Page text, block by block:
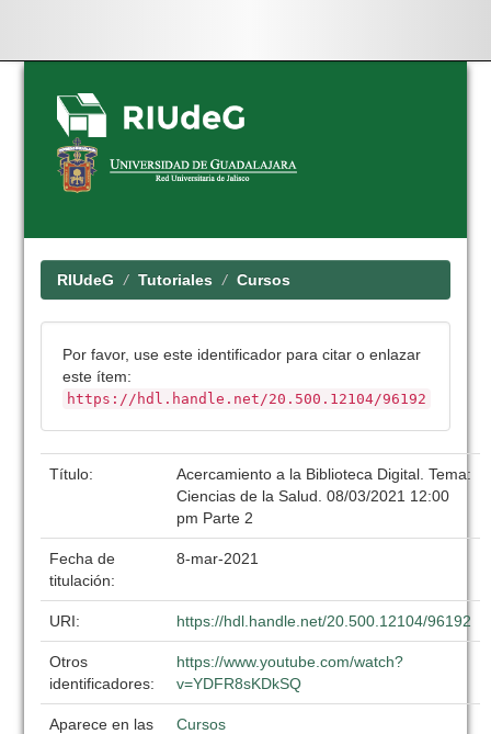
Skip
navigation
RIUdeG Tutoriales Cursos
Por favor, use este identificador para citar o enlazar
este ítem:
https://hdl.handle.net/20.500.12104/96192
Título:
Acercamiento a la Biblioteca Digital. Tema:
Ciencias de la Salud. 08/03/2021 12:00
pm Parte 2
Fecha de
titulación:
8-mar-2021
URI: https://hdl.handle.net/20.500.12104/96192
Otros
identificadores:
https://www.youtube.com/watch?
v=YDFR8sKDkSQ
Aparece en las
Cursos